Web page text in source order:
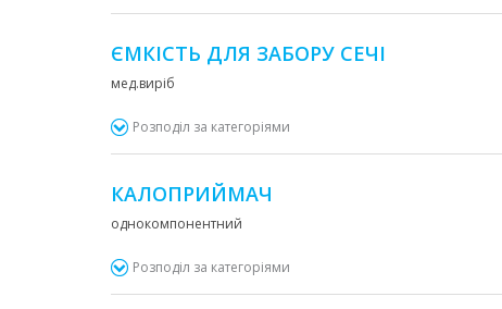
ЄМКІСТЬ ДЛЯ ЗАБОРУ СЕЧІ
мед.виріб
Розподіл за категоріями
КАЛОПРИЙМАЧ
однокомпонентний
Розподіл за категоріями